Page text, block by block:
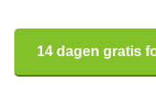
14 dagen gratis